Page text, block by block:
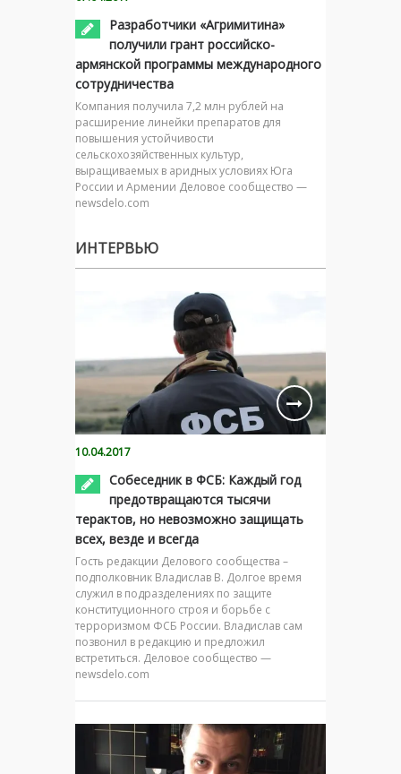
Разработчики «Агримитина»
получили грант российско-
армянской программы международного
сотрудничества
Компания получила 7,2 млн рублей на
расширение линейки препаратов для
повышения устойчивости
сельскохозяйственных культур,
выращиваемых в аридных условиях Юга
России и Армении Деловое сообщество —
newsdelo.com
ИНТЕРВЬЮ
10.04.2017
Собеседник в ФСБ: Каждый год
предотвращаются тысячи
терактов, но невозможно защищать
всех, везде и всегда
Гость редакции Делового сообщества –
подполковник Владислав В. Долгое время
служил в подразделениях по защите
конституционного строя и борьбе с
терроризмом ФСБ России. Владислав сам
позвонил в редакцию и предложил
встретиться. Деловое сообщество —
newsdelo.com